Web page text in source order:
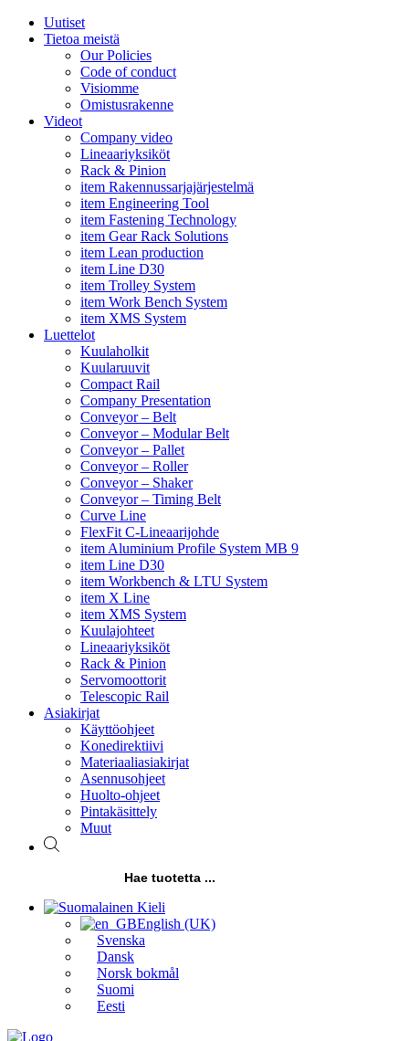
Uutiset
Tietoa meistä
Our Policies
Code of conduct
Visiomme
Omistusrakenne
Videot
Company video
Lineaariyksiköt
Rack & Pinion
item Rakennussarjajärjestelmä
item Engineering Tool
item Fastening Technology
item Gear Rack Solutions
item Lean production
item Line D30
item Trolley System
item Work Bench System
item XMS System
Luettelot
Kuulaholkit
Kuularuuvit
Compact Rail
Company Presentation
Conveyor – Belt
Conveyor – Modular Belt
Conveyor – Pallet
Conveyor – Roller
Conveyor – Shaker
Conveyor – Timing Belt
Curve Line
FlexFit C-Lineaarijohde
item Aluminium Profile System MB 9
item Line D30
item Workbench & LTU System
item X Line
item XMS System
Kuulajohteet
Lineaariyksiköt
Rack & Pinion
Servomoottorit
Telescopic Rail
Asiakirjat
Käyttöohjeet
Konedirektiivi
Materiaaliasiakirjat
Asennusohjeet
Huolto-ohjeet
Pintakäsittely
Muut
Kieli
English (UK)
Svenska
Dansk
Norsk bokmål
Suomi
Eesti